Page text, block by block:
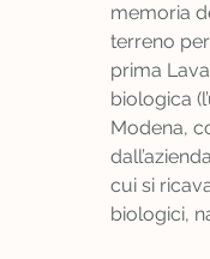
memoria
terreno
prima
biologica
Modena,
cui si
biologici,